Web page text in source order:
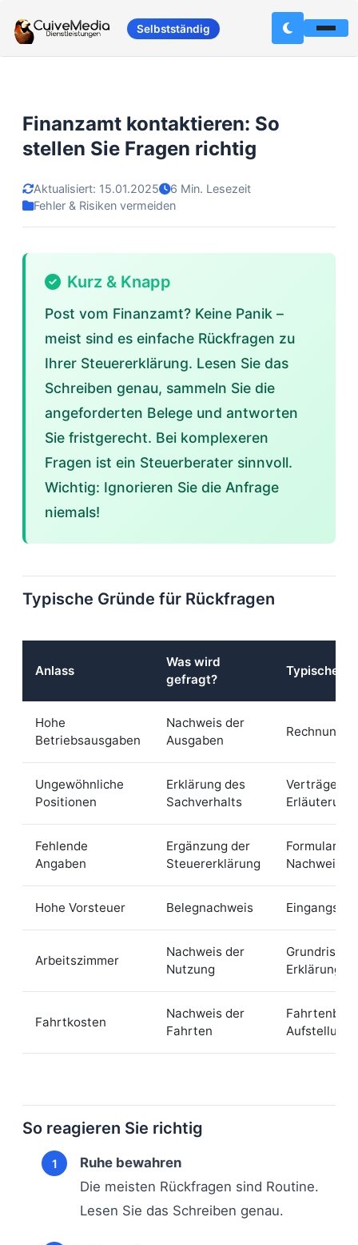
Selbstständig
Finanzamt kontaktieren: So
stellen Sie Fragen richtig
Aktualisiert: 15.01.2025
6 Min. Lesezeit
Fehler & Risiken vermeiden
Kurz & Knapp
Post vom Finanzamt? Keine Panik –
meist sind es einfache Rückfragen zu
Ihrer Steuererklärung. Lesen Sie das
Schreiben genau, sammeln Sie die
angeforderten Belege und antworten
Sie fristgerecht. Bei komplexeren
Fragen ist ein Steuerberater sinnvoll.
Wichtig: Ignorieren Sie die Anfrage
niemals!
Typische Gründe für Rückfragen
Anlass
Was wird
gefragt?
Typische
Hohe
Betriebsausgaben
Nachweis der
Ausgaben
Ungewöhnliche
Positionen
Erklärung des
Sachverhalts
Verträge,
Erläuterung
Fehlende
Angaben
Ergänzung der
Steuererklärung
Formulare,
Nachweise
Hohe Vorsteuer Belegnachweis
Arbeitszimmer
Nachweis der
Nutzung
Grundriss,
Erklärung
Fahrtkosten
Nachweis der
Fahrten
So reagieren Sie richtig
Ruhe bewahren
Die meisten Rückfragen sind Routine.
Lesen Sie das Schreiben genau.